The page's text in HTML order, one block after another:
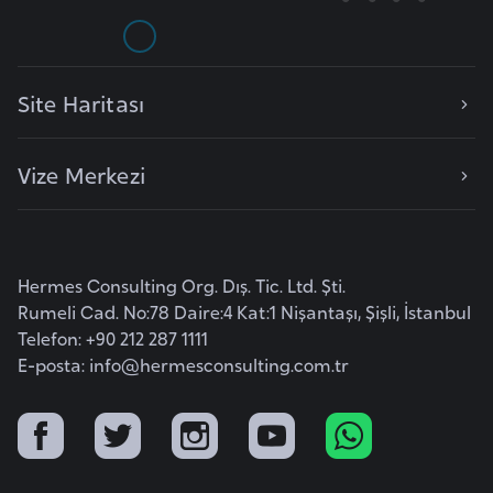
Site Haritası
Vize Merkezi
Hermes Consulting Org. Dış. Tic. Ltd. Şti.
Rumeli Cad. No:78 Daire:4 Kat:1 Nişantaşı, Şişli, İstanbul
Telefon: +90 212 287 1111
E-posta: info@hermesconsulting.com.tr
t
i
Ç
D
a
n
m
a